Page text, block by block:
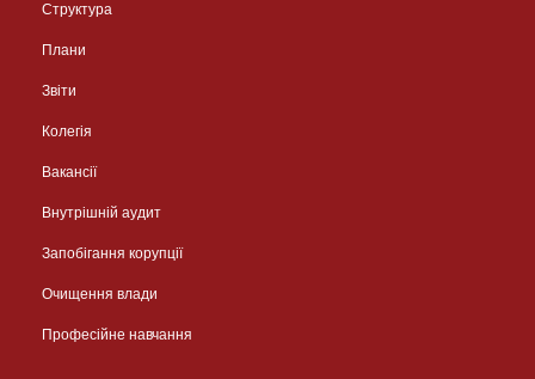
Структура
Плани
Звіти
Колегія
Вакансії
Внутрішній аудит
Запобігання корупції
Очищення влади
Професійне навчання